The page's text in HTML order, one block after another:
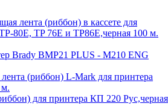
лента (риббон) в кассете для
80E, TP 76E и TP86E,черная 100 м.
Brady BMP21 PLUS - M210 ENG
(риббон) L-Mark для принтера
для принтера КП 220 Рус,черная